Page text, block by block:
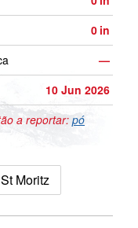
0 in
—
10 Jun 2026
a reportar:pó
Moritz